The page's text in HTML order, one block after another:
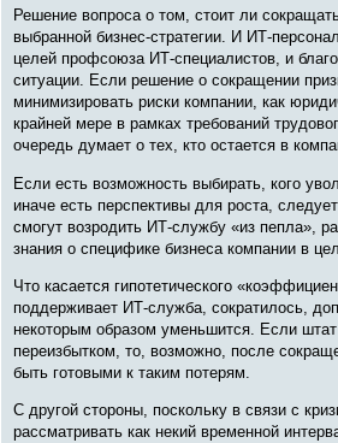
Решение вопроса о том, стоит ли
выбранной бизнес‑стратегии. И ИТ-
целей профсоюза ИТ‑специалистов, и
ситуации. Если решение о сокращении
минимизировать риски компании, как
крайней мере в рамках требований
очередь думает о тех, кто остается в
Если есть возможность выбирать, кого
иначе есть перспективы для роста,
смогут возродить ИТ‑службу «из пепла»,
знания о специфике бизнеса компании в
Что касается гипотетического
поддерживает ИТ‑служба, сократилось,
некоторым образом уменьшится. Если
переизбытком, то, возможно, после
быть готовыми к таким потерям.
С другой стороны, поскольку в связи с
рассматривать как некий временной